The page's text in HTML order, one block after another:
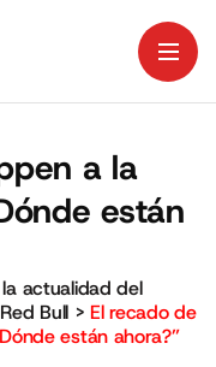
a la
están
actualidad del
Red Bull >El recado de
están ahora?”